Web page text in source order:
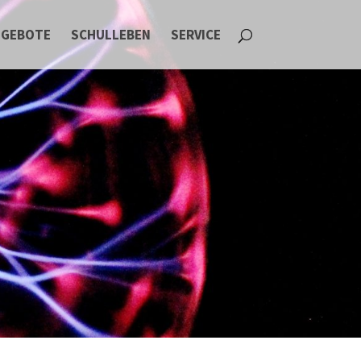
SCHULLEBEN SERVICE